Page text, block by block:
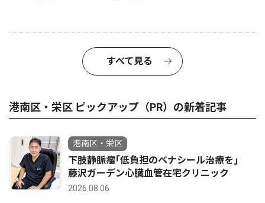
すべて見る
港南区・栄区 ピックアップ（PR）の新着記事
港南区・栄区
下肢静脈瘤｢低負担のベナシール治療を｣
藤沢ガーデン心臓血管在宅クリニック
2026.08.06